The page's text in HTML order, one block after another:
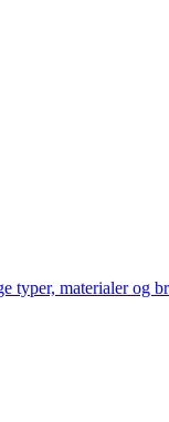
materialer og